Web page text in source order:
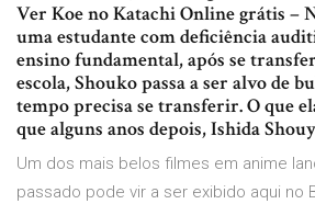
Ver Koe no Katachi Online grátis –
uma estudante com deficiência
ensino fundamental, após se
escola, Shouko passa a ser alvo de
tempo precisa se transferir. O que
que alguns anos depois, Ishida
Um dos mais belos filmes em anime
passado pode vir a ser exibido aqui no